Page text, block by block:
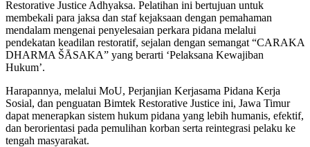
Restorative Justice Adhyaksa. Pelatihan ini bertujuan untuk
membekali para jaksa dan staf kejaksaan dengan pemahaman
mendalam mengenai penyelesaian perkara pidana melalui
pendekatan keadilan restoratif, sejalan dengan semangat “CARAKA
DHARMA ŠĀSAKA” yang berarti ‘Pelaksana Kewajiban
Hukum’.
Harapannya, melalui MoU, Perjanjian Kerjasama Pidana Kerja
Sosial, dan penguatan Bimtek Restorative Justice ini, Jawa Timur
dapat menerapkan sistem hukum pidana yang lebih humanis, efektif,
dan berorientasi pada pemulihan korban serta reintegrasi pelaku ke
tengah masyarakat.